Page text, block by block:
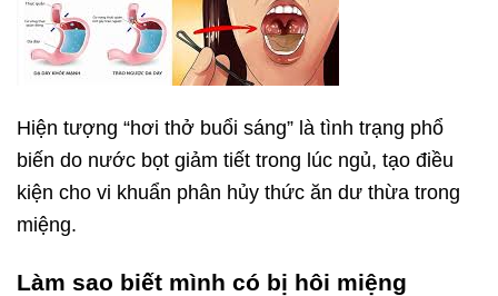
Hiện tượng “hơi thở buổi sáng” là tình trạng phổ
biến do nước bọt giảm tiết trong lúc ngủ, tạo điều
kiện cho vi khuẩn phân hủy thức ăn dư thừa trong
miệng.
Làm sao biết mình có bị hôi miệng